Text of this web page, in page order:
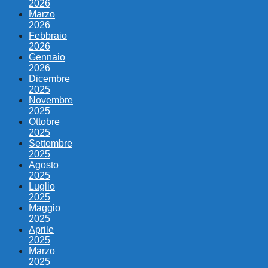
2026
Marzo
2026
Febbraio
2026
Gennaio
2026
Dicembre
2025
Novembre
2025
Ottobre
2025
Settembre
2025
Agosto
2025
Luglio
2025
Maggio
2025
Aprile
2025
Marzo
2025